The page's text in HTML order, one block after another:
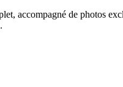
accompagné de photos